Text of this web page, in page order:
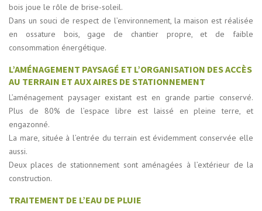
bois joue le rôle de brise-soleil.
Dans un souci de respect de l’environnement, la maison est réalisée
en ossature bois, gage de chantier propre, et de faible
consommation énergétique.
L’AMÉNAGEMENT PAYSAGÉ ET L’ORGANISATION DES ACCÈS
AU TERRAIN ET AUX AIRES DE STATIONNEMENT
L’aménagement paysager existant est en grande partie conservé.
Plus de 80% de l’espace libre est laissé en pleine terre, et
engazonné.
La mare, située à l’entrée du terrain est évidemment conservée elle
aussi.
Deux places de stationnement sont aménagées à l’extérieur de la
construction.
TRAITEMENT DE L’EAU DE PLUIE